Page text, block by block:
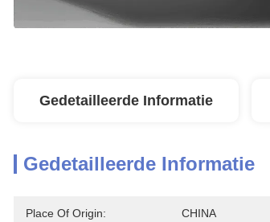
Gedetailleerde Informatie
Gedetailleerde Informatie
Place Of Origin: CHINA